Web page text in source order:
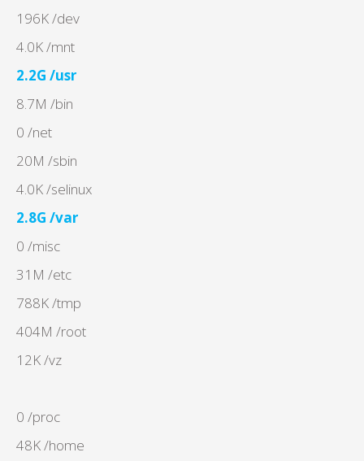
196K /dev
4.0K /mnt
2.2G /usr
8.7M /bin
0 /net
20M /sbin
4.0K /selinux
2.8G /var
0 /misc
31M /etc
788K /tmp
404M /root
12K /vz
0 /proc
48K /home